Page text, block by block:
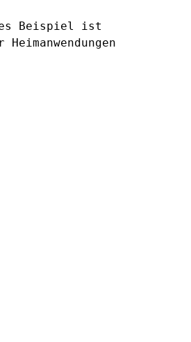
Beispiel ist